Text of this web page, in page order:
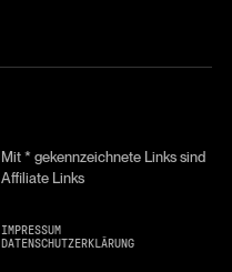
Mit * gekennzeichnete Links sind
Affiliate Links
IMPRESSUM
DATENSCHUTZERKLÄRUNG